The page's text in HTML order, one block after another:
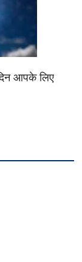
आपके लिए